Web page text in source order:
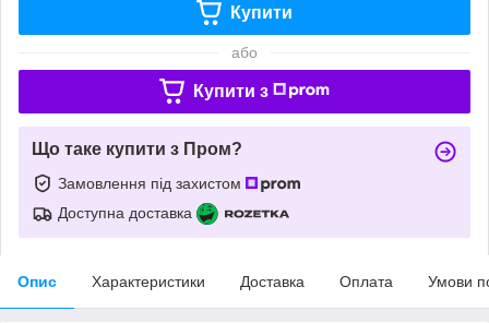
Купити
або
Купити з
Що таке купити з Пром?
Замовлення під захистом
Доступна доставка
Опис Характеристики Доставка Оплата Умови